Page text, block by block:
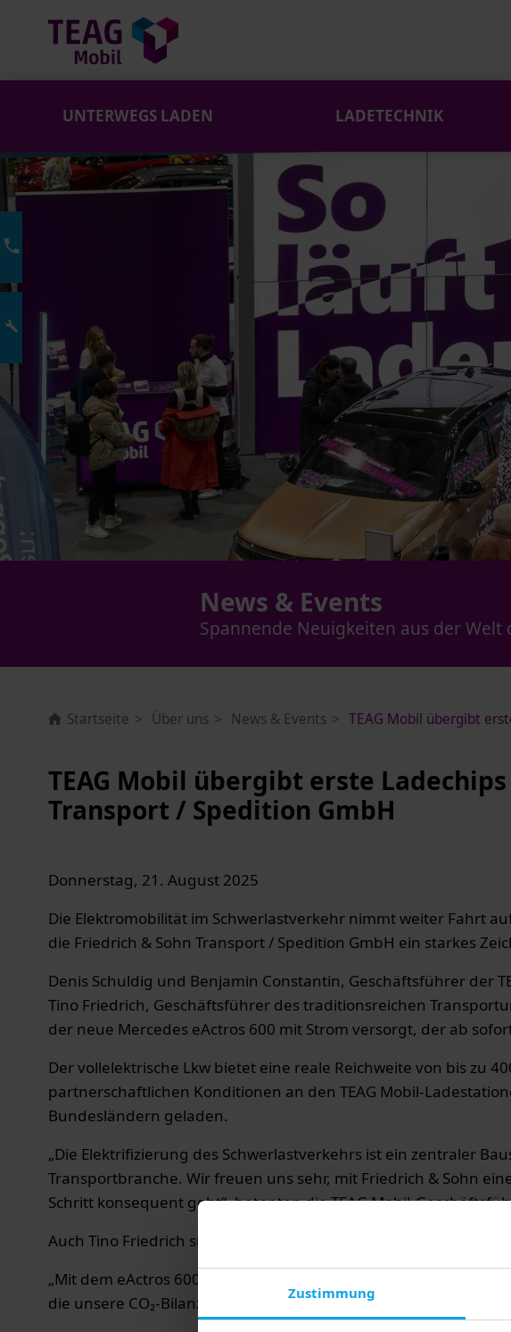
Zustimmung
UNTERWEGS LADEN LADETECHNIK
News & Events
Spannende Neuigkeiten aus der
Startseite Über uns News & Events TEAG Mobil übergibt
TEAG Mobil übergibt erste
Transport / Spedition GmbH
Donnerstag, 21. August 2025
Die Elektromobilität im Schwerlastverkehr nimmt weiter Fahrt
die Friedrich & Sohn Transport / Spedition GmbH ein starkes
Denis Schuldig und Benjamin Constantin, Geschäftsführer der
Tino Friedrich, Geschäftsführer des traditionsreichen
der neue Mercedes eActros 600 mit Strom versorgt, der ab
Der vollelektrische Lkw bietet eine reale Reichweite von bis zu
partnerschaftlichen Konditionen an den TEAG Mobil-
Bundesländern geladen.
„Die Elektrifizierung des Schwerlastverkehrs ist ein zentraler
Transportbranche. Wir freuen uns sehr, mit Friedrich & Sohn
Schritt konsequent geht“, betonten die TEAG Mobil-
Auch Tino Friedrich sieht große Chancen in der Kooperation:
„Mit dem eActros 600 und der Ladeinfrastruktur von TEAG
die unsere CO₂-Bilanz verbessert und die